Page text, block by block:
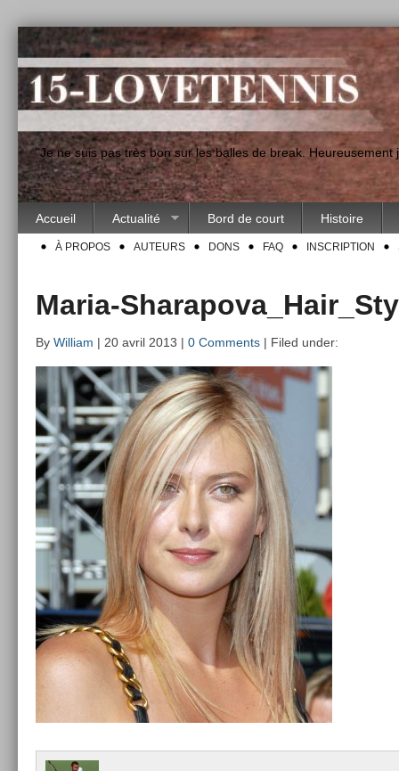
"Je ne suis pas très bon sur les balles de break.
Accueil Actualité Bord de court Histoire
À PROPOS AUTEURS DONS FAQ INSCRIPTION
Maria-
By William | 20 avril 2013 | 0 Comments | Filed under: